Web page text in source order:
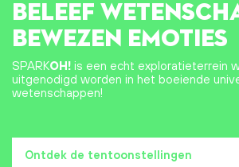
Ontdek de tentoonstellingen
BELEEF
BEWEZEN EMOTIES
SPARKOH! is een echt exploratieterrein
uitgenodigd worden in het boeiende
wetenschappen!